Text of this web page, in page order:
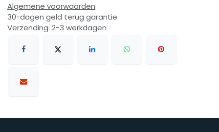
Algemene voorwaarden
30-dagen geld terug garantie
Verzending: 2-3 werkdagen